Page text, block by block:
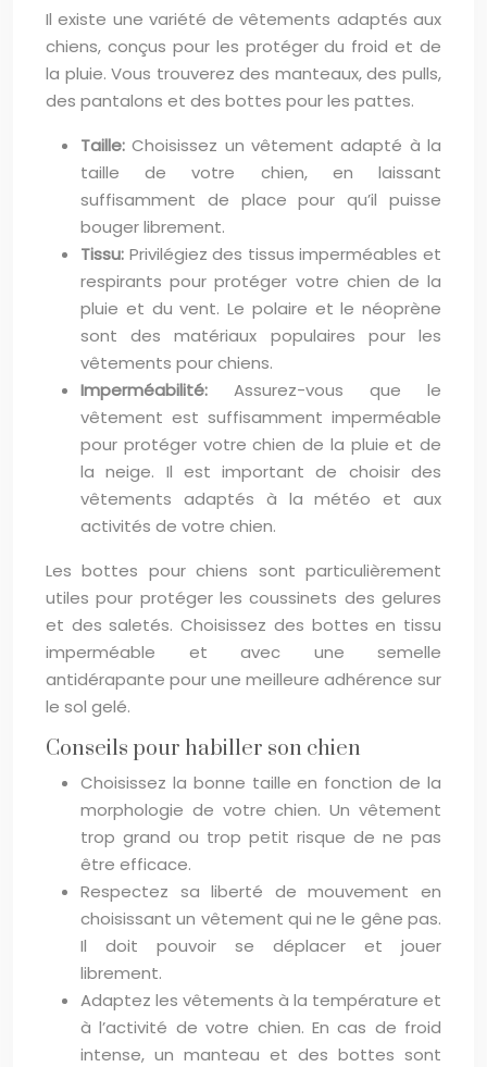
Il existe une variété de vêtements adaptés aux
chiens, conçus pour les protéger du froid et de
la pluie. Vous trouverez des manteaux, des pulls,
des pantalons et des bottes pour les pattes.
Taille:Choisissez un vêtement adapté à la
taille de votre chien, en laissant
suffisamment de place pour qu’il puisse
bouger librement.
Tissu: Privilégiez des tissus imperméables et
respirants pour protéger votre chien de la
pluie et du vent. Le polaire et le néoprène
sont des matériaux populaires pour les
vêtements pour chiens.
Imperméabilité: Assurez-vous que le
vêtement est suffisamment imperméable
pour protéger votre chien de la pluie et de
la neige. Il est important de choisir des
vêtements adaptés à la météo et aux
activités de votre chien.
Les bottes pour chiens sont particulièrement
utiles pour protéger les coussinets des gelures
et des saletés. Choisissez des bottes en tissu
imperméable et avec une semelle
antidérapante pour une meilleure adhérence sur
le sol gelé.
Conseils pour habiller son chien
Choisissez la bonne taille en fonction de la
morphologie de votre chien. Un vêtement
trop grand ou trop petit risque de ne pas
être efficace.
Respectez sa liberté de mouvement en
choisissant un vêtement qui ne le gêne pas.
Il doit pouvoir se déplacer et jouer
librement.
Adaptez les vêtements à la température et
à l’activité de votre chien. En cas de froid
intense, un manteau et des bottes sont